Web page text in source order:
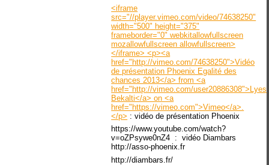
<iframe
src="//player.vimeo.com/video/74638250"
width="500" height="375"
frameborder="0" webkitallowfullscreen
mozallowfullscreen allowfullscreen>
</iframe> <p><a
href="http://vimeo.com/74638250">Vidéo
de présentation Phoenix Egalité des
chances 2013</a> from <a
href="http://vimeo.com/user20886308">Lyes
Bekalti</a> on <a
href="https://vimeo.com">Vimeo</a>.
</p> : vidéo de présentation Phoenix
https://www.youtube.com/watch?
v=oZPsywe0nZ4 : vidéo Diambars
http://asso-phoenix.fr
http://diambars.fr/